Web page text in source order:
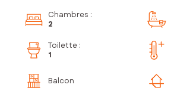
Chambres :
2
Toilette :
1
Balcon